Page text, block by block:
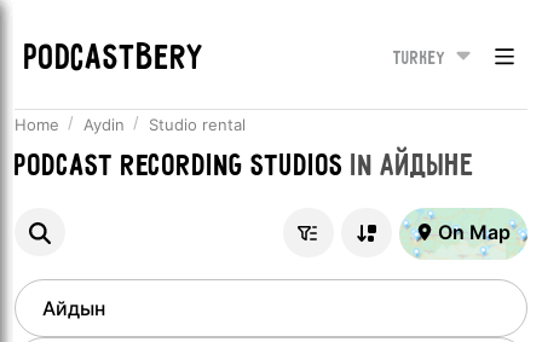
PODCASTBERY Turkey
Home Aydin Studio rental
Podcast recording studios inАйдыне
On Map